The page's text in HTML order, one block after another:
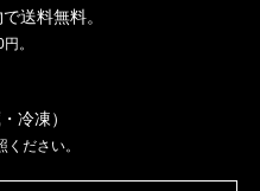
送料無料。
。
冷凍）
ださい。